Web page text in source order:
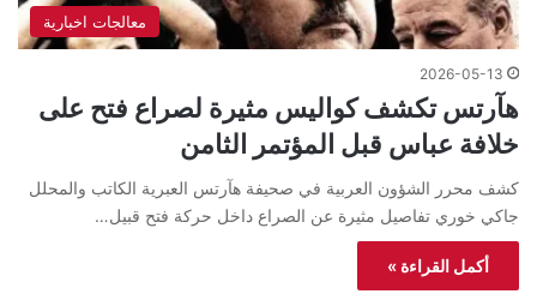
معالجات اخبارية
2026-05-13
هآرتس تكشف كواليس مثيرة لصراع فتح على
خلافة عباس قبل المؤتمر الثامن
كشف محرر الشؤون العربية في صحيفة هآرتس العبرية الكاتب والمحلل
جاكي خوري تفاصيل مثيرة عن الصراع داخل حركة فتح قبيل…
أكمل القراءة »